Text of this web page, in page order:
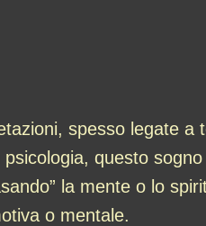
spesso legate a
questo
la mente o lo
o mentale.